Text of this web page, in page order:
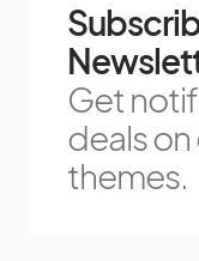
Get
deals on
themes.